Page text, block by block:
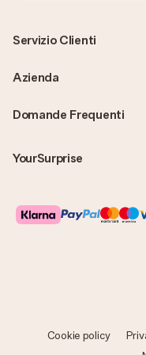
Domande Frequenti
YourSurprise
Servizio Clienti
Azienda
Cookie policy